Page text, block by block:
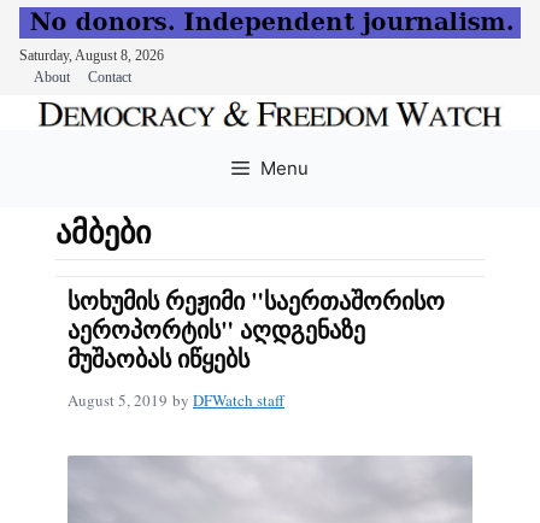
Saturday, August 8, 2026
About
Contact
Menu
ამბები
სოხუმის რეჟიმი "საერთაშორისო
აეროპორტის" აღდგენაზე
მუშაობას იწყებს
August 5, 2019 by DFWatch staff